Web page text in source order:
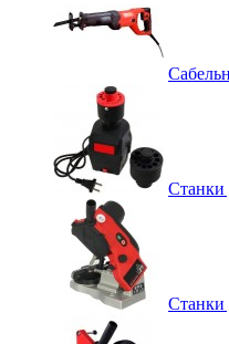
Станки
Станки